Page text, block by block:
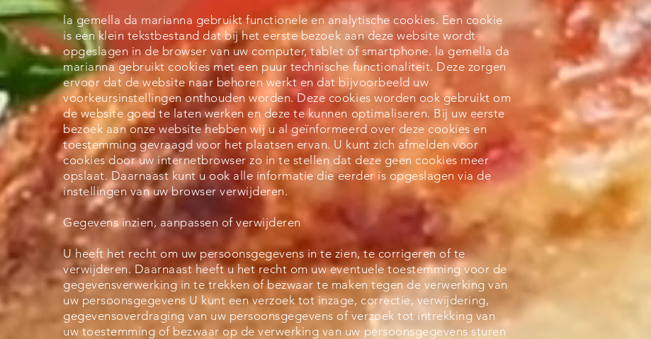
la gemella da marianna gebruikt functionele en analytische cookies. Een cookie
is een klein tekstbestand dat bij het eerste bezoek aan deze website wordt
opgeslagen in de browser van uw computer, tablet of smartphone. la gemella da
marianna gebruikt cookies met een puur technische functionaliteit. Deze zorgen
ervoor dat de website naar behoren werkt en dat bijvoorbeeld uw
voorkeursinstellingen onthouden worden. Deze cookies worden ook gebruikt om
de website goed te laten werken en deze te kunnen optimaliseren. Bij uw eerste
bezoek aan onze website hebben wij u al geïnformeerd over deze cookies en
toestemming gevraagd voor het plaatsen ervan. U kunt zich afmelden voor
cookies door uw internetbrowser zo in te stellen dat deze geen cookies meer
opslaat. Daarnaast kunt u ook alle informatie die eerder is opgeslagen via de
instellingen van uw browser verwijderen.
Gegevens inzien, aanpassen of verwijderen
U heeft het recht om uw persoonsgegevens in te zien, te corrigeren of te
verwijderen. Daarnaast heeft u het recht om uw eventuele toestemming voor de
gegevensverwerking in te trekken of bezwaar te maken tegen de verwerking van
uw persoonsgegevens U kunt een verzoek tot inzage, correctie, verwijdering,
gegevensoverdraging van uw persoonsgegevens of verzoek tot intrekking van
uw toestemming of bezwaar op de verwerking van uw persoonsgegevens sturen